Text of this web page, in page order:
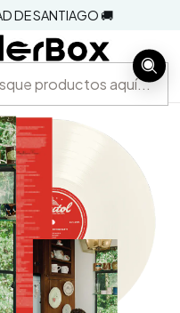
DE SANTIAGO 🚚